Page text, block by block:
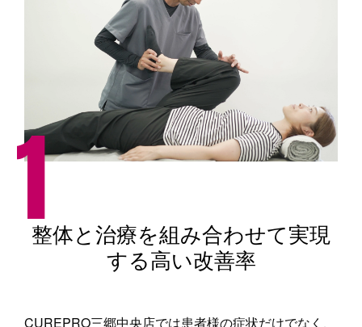
1整体と治療を組み合わせて実現
する高い改善率
CUREPRO三郷中央店では患者様の症状だけでなく、